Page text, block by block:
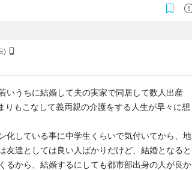
いうちに結婚して夫の実家で同居して数人出産
りもこなして義両親の介護をする人生が早々に想
化している事に中学生くらいで気付いてから、地
友達としては良い人ばかりだけど、結婚となると
るから、結婚するにしても都市部出身の人が良か